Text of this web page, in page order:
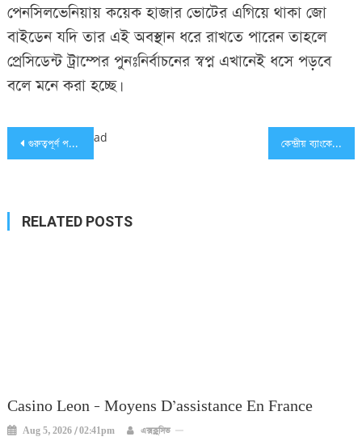
পেনসিলভেনিয়ায় কয়েক হাজার ভোটের এগিয়ে থাকা জো
বাইডেন যদি তার এই অবস্থান ধরে রাখতে পারেন তাহলে
প্রেসিডেন্ট ট্রাম্পের পুনঃনির্বাচনের স্বপ্ন এখানেই ধসে পড়বে
বলে মনে করা হচ্ছে।
Post
গুরুত্বপূর্ণ পদে লোক ঠিক করতে আলোচনায় বাইডেন কেন্দ্রীয় ব্যাংকের গভর্নরকে বরখাস্ত করলেন এরদোগান
ad
RELATED POSTS
Casino Leon – Moyens D’assistance En France
Aug 5, 2026 / 02:41pm এক্সক্লুসিভ